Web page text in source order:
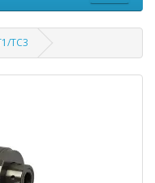
TC3